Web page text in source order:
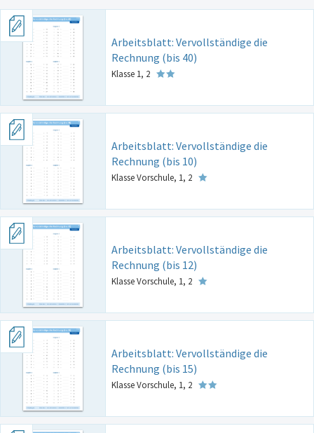
Arbeitsblatt: Vervollständige die
Rechnung (bis 40)
Klasse 1, 2
Arbeitsblatt: Vervollständige die
Rechnung (bis 10)
Klasse Vorschule, 1, 2
Arbeitsblatt: Vervollständige die
Rechnung (bis 12)
Klasse Vorschule, 1, 2
Arbeitsblatt: Vervollständige die
Rechnung (bis 15)
Klasse Vorschule, 1, 2